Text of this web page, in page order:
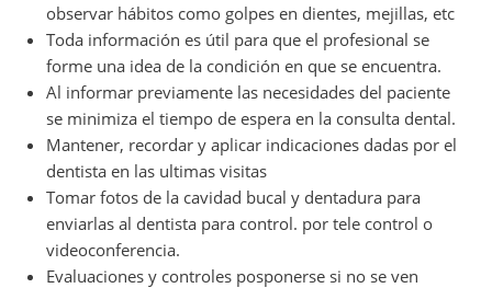
observar hábitos como golpes en dientes, mejillas, etc
Toda información es útil para que el profesional se
forme una idea de la condición en que se encuentra.
Al informar previamente las necesidades del paciente
se minimiza el tiempo de espera en la consulta dental.
Mantener, recordar y aplicar indicaciones dadas por el
dentista en las ultimas visitas
Tomar fotos de la cavidad bucal y dentadura para
enviarlas al dentista para control. por tele control o
videoconferencia.
Evaluaciones y controles posponerse si no se ven